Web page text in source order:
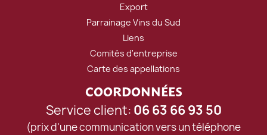
Export
Parrainage Vins du Sud
Liens
Comités d'entreprise
Carte des appellations
COORDONNÉES
Service client: 06 63 66 93 50
(prix d'une communication vers un téléphone